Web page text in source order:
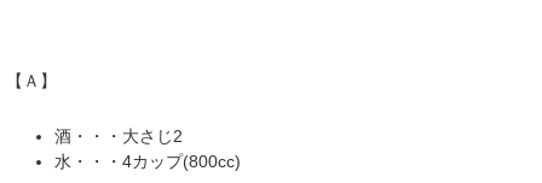
【Ａ】
酒・・・大さじ2
水・・・4カップ(800cc)